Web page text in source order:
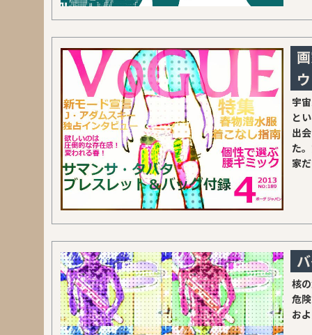
宇
と
出
た
家
核
危
お